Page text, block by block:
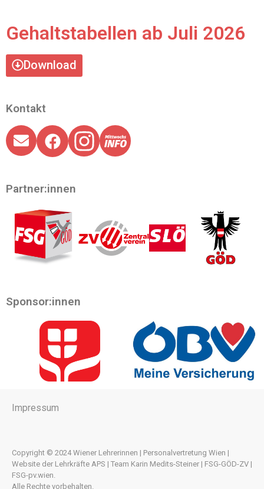
Gehaltstabellen ab Juli 2026
Download
Sponsor:innen
Partner:innen
Kontakt
Copyright © 2024 Wiener Lehrerinnen | Personalvertretung Wien |
Website der Lehrkräfte APS | Team Karin Medits-Steiner | FSG-GÖD-ZV |
FSG-pv.wien.
Alle Rechte vorbehalten.
Impressum